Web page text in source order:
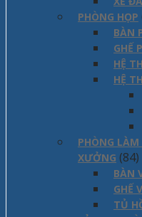
PHÒNG HỌP
BÀN
GHẾ
HỆ
HỆ
PHÒNG
XƯỞNG (84)
BÀN
GHẾ
TỦ